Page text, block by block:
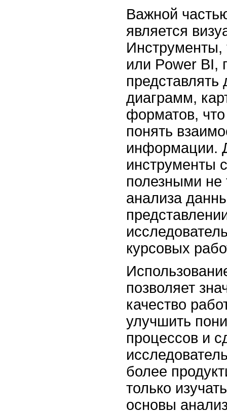
Важной
является
Инструменты,
или Power BI,
диаграмм,
форматов,
понять
информации.
инструменты
полезными не
анализа
курсовых
позволяет
качество
улучшить
процессов и
более
только
основы